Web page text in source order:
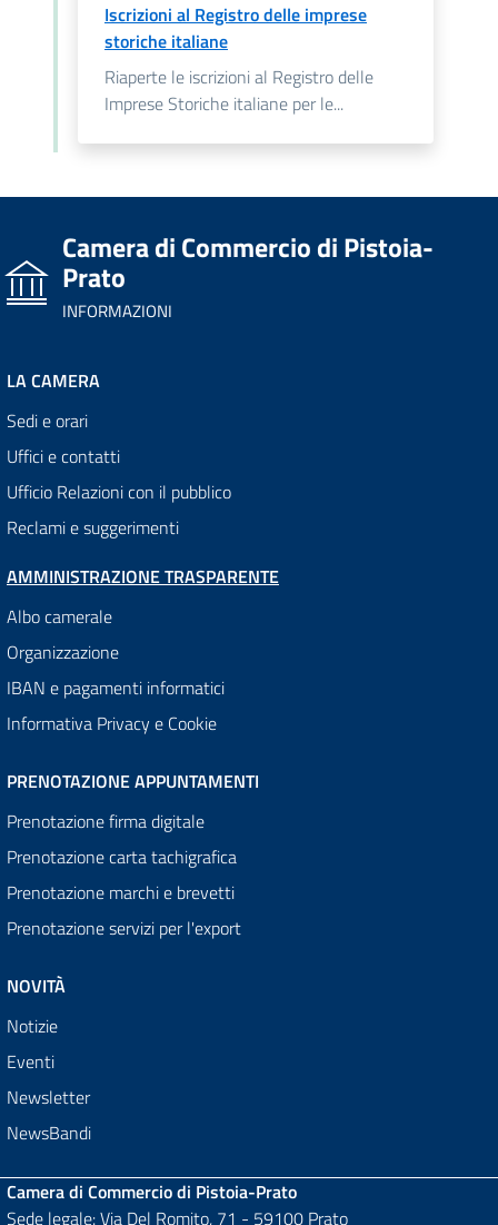
Iscrizioni al Registro delle imprese
storiche italiane
Riaperte le iscrizioni al Registro delle
Imprese Storiche italiane per le...
Camera di Commercio di Pistoia-
Prato
INFORMAZIONI
LA CAMERA
Sedi e orari
Uffici e contatti
Ufficio Relazioni con il pubblico
Reclami e suggerimenti
AMMINISTRAZIONE TRASPARENTE
Albo camerale
Organizzazione
IBAN e pagamenti informatici
Informativa Privacy e Cookie
PRENOTAZIONE APPUNTAMENTI
Prenotazione firma digitale
Prenotazione carta tachigrafica
Prenotazione marchi e brevetti
Prenotazione servizi per l'export
NOVITÀ
Notizie
Eventi
Newsletter
NewsBandi
Camera di Commercio di Pistoia-Prato
Sede legale: Via Del Romito, 71 - 59100 Prato